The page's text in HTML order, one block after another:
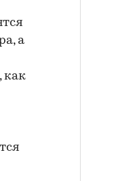
а
как